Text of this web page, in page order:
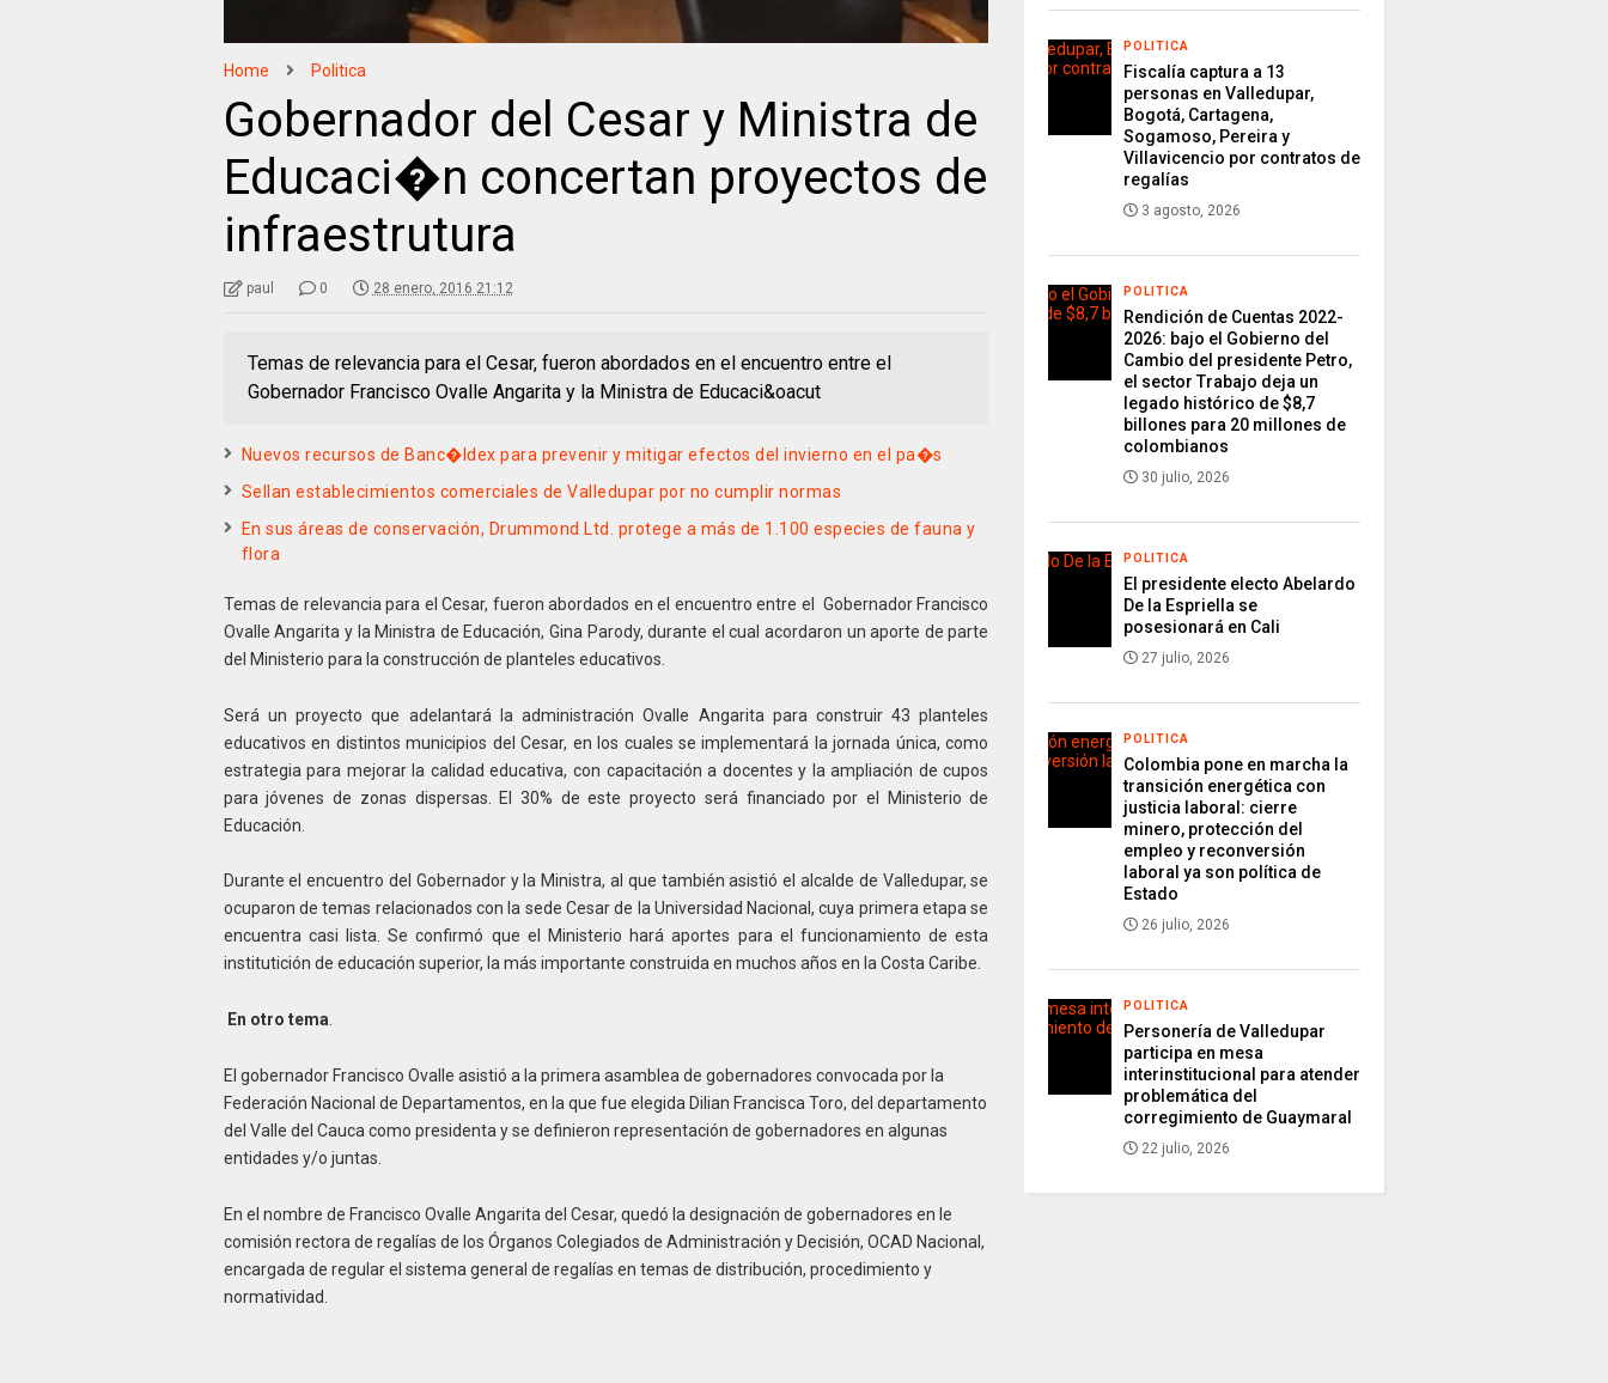
Home Politica
Gobernador del Cesar y Ministra de
Educaci�n concertan proyectos de
infraestrutura
paul 0 28 enero, 2016 21:12
Temas de relevancia para el Cesar, fueron abordados en el encuentro entre el
Gobernador Francisco Ovalle Angarita y la Ministra de Educaci&oacut
Nuevos recursos de Banc�ldex para prevenir y mitigar efectos del invierno en el pa�s
Sellan establecimientos comerciales de Valledupar por no cumplir normas
En sus áreas de conservación, Drummond Ltd. protege a más de 1.100 especies de fauna y
flora
Temas de relevancia para el Cesar, fueron abordados en el encuentro entre el Gobernador Francisco
Ovalle Angarita y la Ministra de Educación, Gina Parody, durante el cual acordaron un aporte de parte
del Ministerio para la construcción de planteles educativos.
Será un proyecto que adelantará la administración Ovalle Angarita para construir 43 planteles
educativos en distintos municipios del Cesar, en los cuales se implementará la jornada única, como
estrategia para mejorar la calidad educativa, con capacitación a docentes y la ampliación de cupos
para jóvenes de zonas dispersas. El 30% de este proyecto será financiado por el Ministerio de
Educación.
Durante el encuentro del Gobernador y la Ministra, al que también asistió el alcalde de Valledupar, se
ocuparon de temas relacionados con la sede Cesar de la Universidad Nacional, cuya primera etapa se
encuentra casi lista. Se confirmó que el Ministerio hará aportes para el funcionamiento de esta
institutición de educación superior, la más importante construida en muchos años en la Costa Caribe.
En otro tema
El gobernador Francisco Ovalle asistió a la primera asamblea de gobernadores convocada por la
Federación Nacional de Departamentos, en la que fue elegida Dilian Francisca Toro, del departamento
del Valle del Cauca como presidenta y se definieron representación de gobernadores en algunas
entidades y/o juntas.
En el nombre de Francisco Ovalle Angarita del Cesar, quedó la designación de gobernadores en le
comisión rectora de regalías de los Órganos Colegiados de Administración y Decisión, OCAD Nacional,
encargada de regular el sistema general de regalías en temas de distribución, procedimiento y
normatividad.
POLITICA
Fiscalía captura a 13
personas en Valledupar,
Bogotá, Cartagena,
Sogamoso, Pereira y
Villavicencio por contratos de
regalías
3 agosto, 2026
POLITICA
Rendición de Cuentas 2022-
2026: bajo el Gobierno del
Cambio del presidente Petro,
el sector Trabajo deja un
legado histórico de $8,7
billones para 20 millones de
colombianos
30 julio, 2026
POLITICA
El presidente electo Abelardo
De la Espriella se
posesionará en Cali
27 julio, 2026
POLITICA
Colombia pone en marcha la
transición energética con
justicia laboral: cierre
minero, protección del
empleo y reconversión
laboral ya son política de
Estado
26 julio, 2026
POLITICA
Personería de Valledupar
participa en mesa
interinstitucional para atender
problemática del
corregimiento de Guaymaral
22 julio, 2026